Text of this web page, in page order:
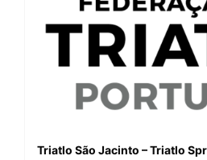
Triatlo São Jacinto – Triatlo